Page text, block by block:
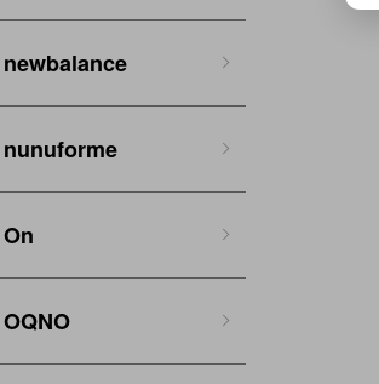
newbalance
nunuforme
On
OQNO